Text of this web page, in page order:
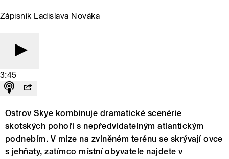
Zápisník Ladislava Nováka
3:45
Ostrov Skye kombinuje dramatické scenérie
skotských pohoří s nepředvídatelným atlantickým
podnebím. V mlze na zvlněném terénu se skrývají ovce
s jehňaty, zatímco místní obyvatele najdete v